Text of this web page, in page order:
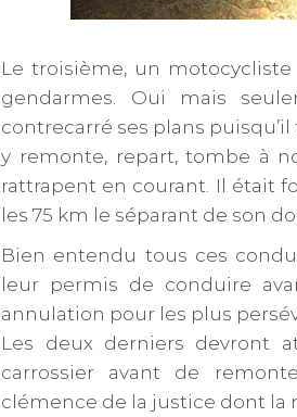
Le troisième, un
gendarmes. Oui mais
contrecarré ses plans
y remonte, repart, tombe à
rattrapent en courant. Il était
les 75 km le séparant de son
Bien entendu tous ces
leur permis de conduire
annulation pour les plus
Les deux derniers devront
carrossier avant de
clémence de la justice dont la